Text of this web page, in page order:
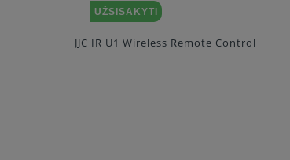
UŽSISAKYTI
JJC Wired Timer Remote Controller TM